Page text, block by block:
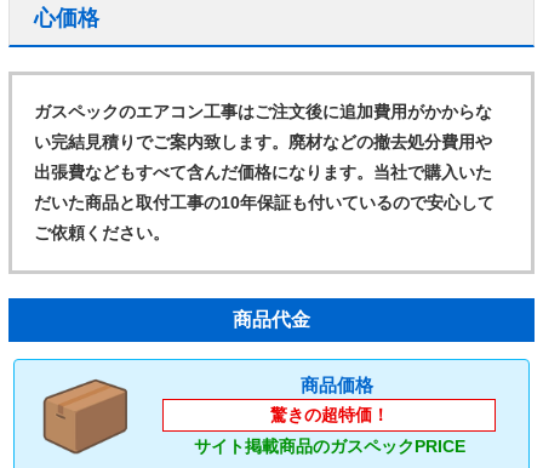
心価格
ガスペックのエアコン工事はご注文後に追加費用がかからな
い完結見積りでご案内致します。廃材などの撤去処分費用や
出張費などもすべて含んだ価格になります。当社で購入いた
だいた商品と取付工事の10年保証も付いているので安心して
ご依頼ください。
商品代金
商品価格
驚きの超特価！
サイト掲載商品のガスペックPRICE